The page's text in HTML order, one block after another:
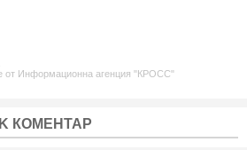
от Информационна агенция "КРОСС"
КОМЕНТАР